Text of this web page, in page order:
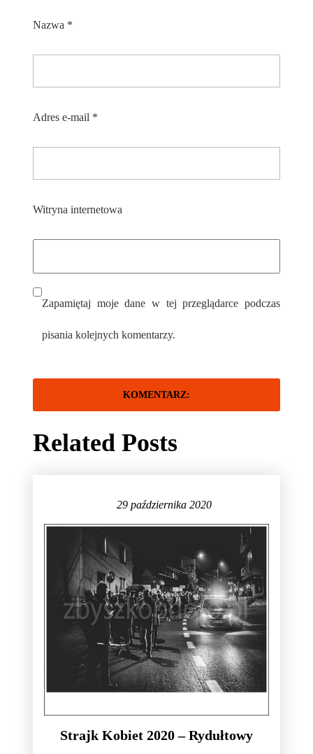
Nazwa *
Adres e-mail *
Witryna internetowa
Zapamiętaj moje dane w tej przeglądarce podczas
pisania kolejnych komentarzy.
Related Posts
29 października 2020
Strajk Kobiet 2020 – Rydułtowy